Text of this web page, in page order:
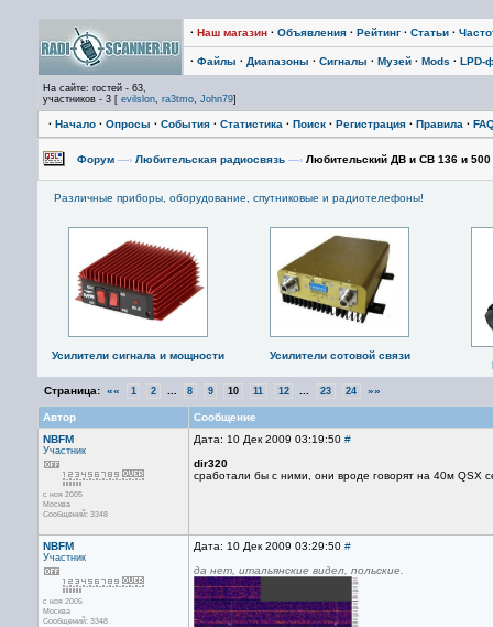
· Наш магазин · Объявления · Рейтинг · Статьи ·
· Файлы · Диапазоны · Сигналы · Музей · Mods · LPD-
На сайте: гостей - 63,
участников - 3 [ evilslon, ra3tmo, John79]
· Начало · Опросы · События · Статистика · Поиск · Регистрация · Правила ·
Форум —› Любительская радиосвязь —› Любительский ДВ и СВ 136 и 500
Различные приборы, оборудование, спутниковые и радиотелефоны!
Усилители сигнала и мощности
Усилители сотовой связи
Страница: «« 1 2 8 9 10 11 12 23 24 »»
Автор
Сообщение
NBFM
Участник
с ноя 2005
Москва
Сообщений: 3348
Дата: 10 Дек 2009 03:19:50 #
dir320
сработали бы с ними, они вроде говорят на 40м QSX
NBFM
Участник
с ноя 2005
Москва
Сообщений: 3348
Дата: 10 Дек 2009 03:29:50 #
да нет, итальянские видел, польские.